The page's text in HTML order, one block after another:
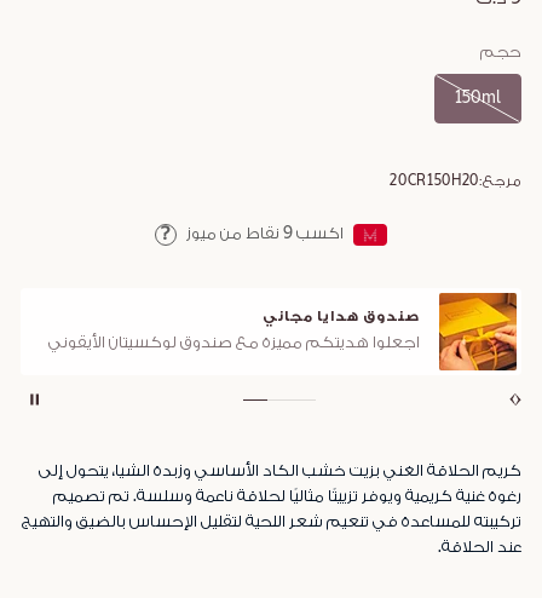
حجم
150ml
مرجع:20CR150H20
اكسب9 نقاط من ميوز
صندوق هدايا مجاني
اجعلوا هديتكم مميزة مع صندوق لوكسيتان الأيقوني
كريم الحلاقة الغني بزيت خشب الكاد الأساسي وزبدة الشيا، يتحول إلى
رغوة غنية كريمية ويوفر تزييتًا مثاليًا لحلاقة ناعمة وسلسة. تم تصميم
تركيبته للمساعدة في تنعيم شعر اللحية لتقليل الإحساس بالضيق والتهيج
عند الحلاقة.